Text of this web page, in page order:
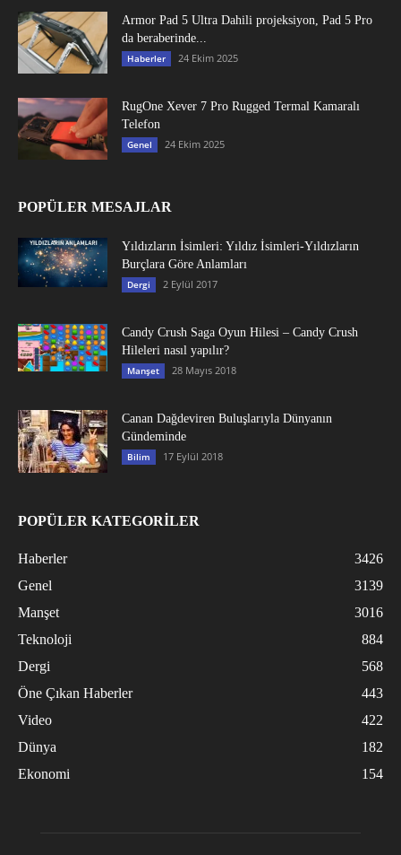
Armor Pad 5 Ultra Dahili projeksiyon, Pad 5 Pro
da beraberinde...
Haberler 24 Ekim 2025
RugOne Xever 7 Pro Rugged Termal Kamaralı
Telefon
Genel 24 Ekim 2025
POPÜLER MESAJLAR
Yıldızların İsimleri: Yıldız İsimleri-Yıldızların
Burçlara Göre Anlamları
Dergi 2 Eylül 2017
Candy Crush Saga Oyun Hilesi – Candy Crush
Hileleri nasıl yapılır?
Manşet 28 Mayıs 2018
Canan Dağdeviren Buluşlarıyla Dünyanın
Gündeminde
Bilim 17 Eylül 2018
POPÜLER KATEGORİLER
Haberler
3426
Genel
3139
Manşet
3016
Teknoloji
884
Dergi
568
Öne Çıkan Haberler
443
Video
422
Dünya
182
Ekonomi
154